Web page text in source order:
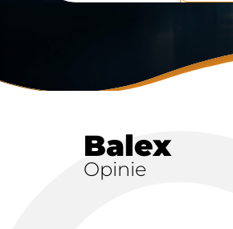
Balex
Opinie